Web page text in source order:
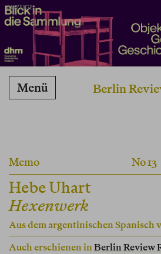
ANZEIGE
Berlin
Menü
Memo No 13
Hebe Uhart
Hexenwerk
Aus dem argentinischen Spanisch
Auch erschienen inBerlin Review